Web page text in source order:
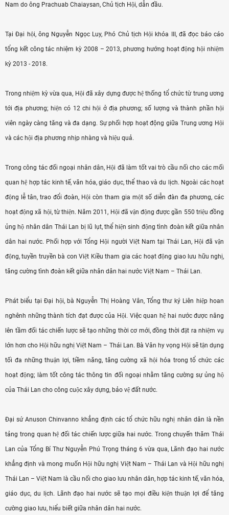
Nam do ông Prachuab Chaiaysan, Chủ tịch Hội, dẫn đầu.
Tại Đại hội, ông Nguyễn Ngọc Luy, Phó Chủ tịch Hội khóa III, đã đọc báo cáo
tổng kết công tác nhiệm kỳ 2008 – 2013, phương hướng hoạt động hội nhiệm
kỳ 2013 - 2018.
Trong nhiệm kỳ vừa qua, Hội đã xây dựng được hệ thống tổ chức từ trung ương
tới địa phương; hiện có 12 chi hội ở địa phương; số lượng và thành phần hội
viên ngày càng tăng và đa dạng. Sự phối hợp hoạt động giữa Trung ương Hội
và các hội địa phương nhịp nhàng và hiệu quả.
Trong công tác đối ngoại nhân dân, Hội đã làm tốt vai trò cầu nối cho các mối
quan hệ hợp tác kinh tế, văn hóa, giáo dục, thể thao và du lịch. Ngoài các hoạt
động lễ tân, trao đổi đoàn, Hội còn tham gia một số diễn đàn đa phương, các
hoạt động xã hội, từ thiện. Năm 2011, Hội đã vận động được gần 550 triệu đồng
ủng hộ nhân dân Thái Lan bị lũ lụt, thể hiện sinh động tình đoàn kết giữa nhân
dân hai nước. Phối hợp với Tổng Hội người Việt Nam tại Thái Lan, Hội đã vận
động, tuyền truyền bà con Việt Kiều tham gia các hoạt động giao lưu hữu nghị,
tăng cường tình đoàn kết giữa nhân dân hai nước Việt Nam – Thái Lan.
Phát biểu tại Đại hội, bà Nguyễn Thị Hoàng Vân, Tổng thư ký Liên hiệp hoan
nghênh những thành tích đạt được của Hội. Việc quan hệ hai nước được nâng
lên tầm đối tác chiến lược sẽ tạo những thời cơ mới, đồng thời đặt ra nhiệm vụ
lớn hơn cho Hội hữu nghị Việt Nam – Thái Lan. Bà Vân hy vọng Hội sẽ tận dụng
tối đa những thuận lợi, tiềm năng, tăng cường xã hội hóa trong tổ chức các
hoạt động; làm tốt công tác thông tin đối ngoại nhằm tăng cường sự ủng hộ
của Thái Lan cho công cuộc xây dựng, bảo vệ đất nước.
Đại sứ Anuson Chinvanno khẳng định các tổ chức hữu nghị nhân dân là nền
tảng trong quan hệ đối tác chiến lược giữa hai nước. Trong chuyến thăm Thái
Lan của Tổng Bí Thư Nguyễn Phú Trọng tháng 6 vừa qua, Lãnh đạo hai nước
khẳng định và mong muốn Hội hữu nghị Việt Nam – Thái Lan và Hội hữu nghị
Thái Lan – Việt Nam là cầu nối cho giao lưu nhân dân, hợp tác kinh tế, văn hóa,
giáo dục, du lịch. Lãnh đạo hai nước sẽ tạo mọi điều kiện thuận lợi để tăng
cường giao lưu, hiểu biết giữa nhân dân hai nước.